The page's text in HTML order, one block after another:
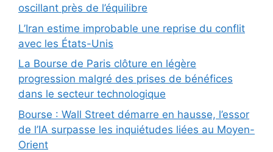
oscillant près de l’équilibre
L’Iran estime improbable une reprise du conflit
avec les États-Unis
La Bourse de Paris clôture en légère
progression malgré des prises de bénéfices
dans le secteur technologique
Bourse : Wall Street démarre en hausse, l’essor
de l’IA surpasse les inquiétudes liées au Moyen-
Orient